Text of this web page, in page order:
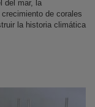
del mar, la
de corales
la historia climática